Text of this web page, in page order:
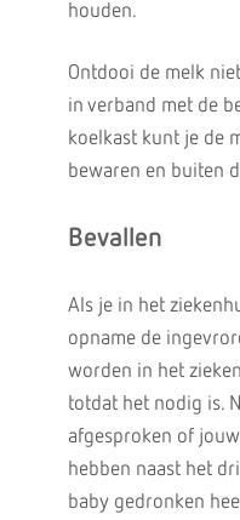
houden.
Ontdooi de melk
in verband met de
koelkast kunt je de
bewaren en buiten
Bevallen
Als je in het
opname de
worden in het
totdat het nodig is.
afgesproken of
hebben naast het
baby gedronken